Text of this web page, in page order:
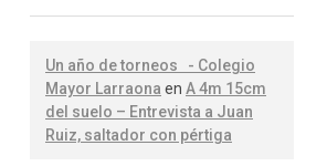
Un año de torneos - Colegio
Mayor Larraona en A 4m 15cm
del suelo – Entrevista a Juan
Ruiz, saltador con pértiga